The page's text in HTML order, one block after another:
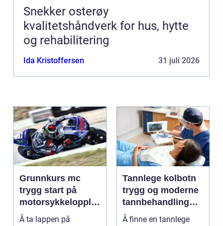
Snekker osterøy
kvalitetshåndverk for hus, hytte
og rehabilitering
Ida Kristoffersen 31 juli 2026
Grunnkurs mc
trygg start på
motorsykkelopplæ
ringen
Å ta lappen på
Tannlege kolbotn
trygg og moderne
tannbehandling
nær deg
Å finne en tannlege